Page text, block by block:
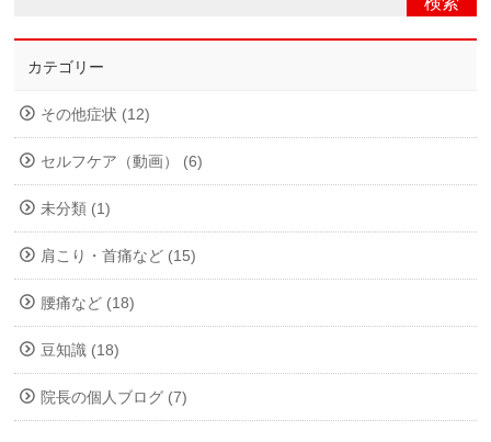
カテゴリー
その他症状 (12)
セルフケア（動画） (6)
未分類 (1)
肩こり・首痛など (15)
腰痛など (18)
豆知識 (18)
院長の個人ブログ (7)